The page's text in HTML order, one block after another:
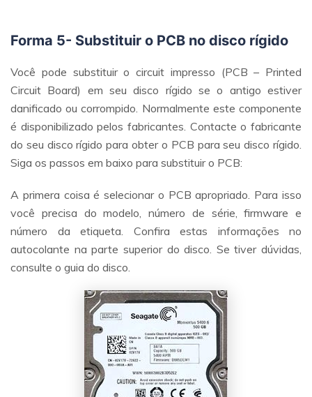
Forma 5- Substituir o PCB no disco rígido
Você pode substituir o circuit impresso (PCB – Printed
Circuit Board) em seu disco rígido se o antigo estiver
danificado ou corrompido. Normalmente este componente
é disponibilizado pelos fabricantes. Contacte o fabricante
do seu disco rígido para obter o PCB para seu disco rígido.
Siga os passos em baixo para substituir o PCB:
A primera coisa é selecionar o PCB apropriado. Para isso
você precisa do modelo, número de série, firmware e
número da etiqueta. Confira estas informações no
autocolante na parte superior do disco. Se tiver dúvidas,
consulte o guia do disco.